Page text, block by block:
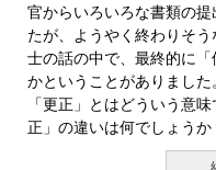
官からいろいろな書類の
たが、ようやく終わりそ
士の話の中で、最終的に
かということがありました
「更正」とはどういう意
正」の違いは何でしょうか